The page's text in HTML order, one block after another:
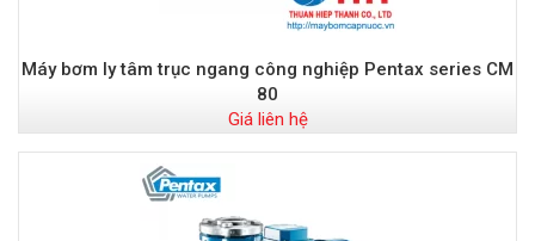
Máy bơm ly tâm trục ngang công nghiệp Pentax series CM
80
Giá liên hệ